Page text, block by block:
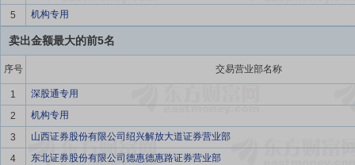
5
机构专用
卖出金额最大的前5名
序号 交易营业部名称
1
深股通专用
2
机构专用
3
山西证券股份有限公司绍兴解放大道证券营业部
4
东北证券股份有限公司德惠德惠路证券营业部